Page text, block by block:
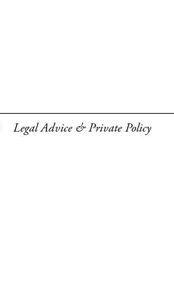
Legal Advice & Private Policy